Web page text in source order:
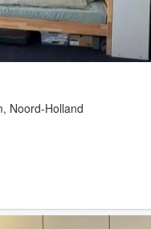
Noord-Holland